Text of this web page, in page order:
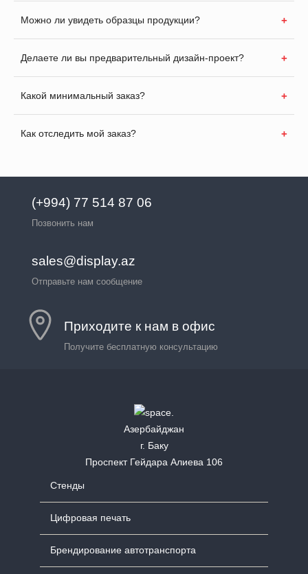
Можно ли увидеть образцы продукции?
Делаете ли вы предварительный дизайн-проект?
Какой минимальный заказ?
Как отследить мой заказ?
(+994) 77 514 87 06
Позвонить нам
sales@display.az
Отправьте нам сообщение
Приходите к нам в офис
Получите бесплатную консультацию
Азербайджан
г. Баку
Проспект Гейдара Алиева 106
Стенды
Цифровая печать
Брендирование автотранспорта